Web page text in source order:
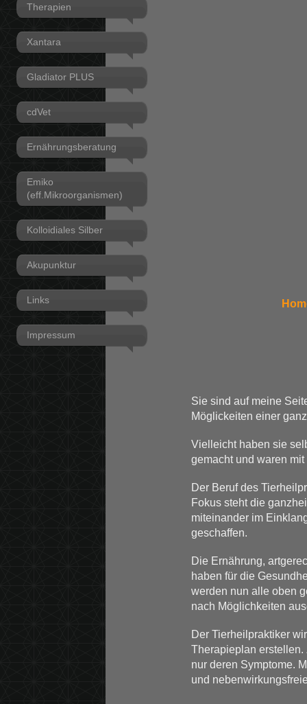
Therapien
Xantara
Gladiator PLUS
cdVet
Ernährungsberatung
Emiko
(eff.Mikroorganismen)
Kolloidiales Silber
Akupunktur
Links
Impressum
Sie sind auf meine
Möglickeiten einer
Vielleicht haben sie
gemacht und waren
Der Beruf des
Fokus steht die
miteinander im
geschaffen.
Die Ernährung,
haben für die
werden nun alle oben
nach Möglichkeiten
Der Tierheilpraktiker
Therapieplan
nur deren Symptome.
und